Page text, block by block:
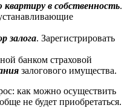
в собственность.
залога. Зарегистрировать
банком страховой
залогового имущества.
как можно осуществить
не будет приобретаться.